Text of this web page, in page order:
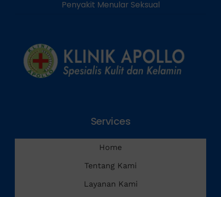
Penyakit Menular Seksual
Services
Home
Tentang Kami
Layanan Kami